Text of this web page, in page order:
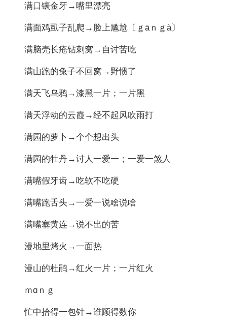
满口镶金牙→嘴里漂亮
满面鸡虱子乱爬→脸上尴尬〔ｇāｎｇà〕
满脑壳长疮钻刺窝→自讨苦吃
满山跑的兔子不回窝→野惯了
满天飞乌鸦→漆黑一片；一片黑
满天浮动的云霞→经不起风吹雨打
满园的萝卜→个个想出头
满园的牡丹→讨人一爱一；一爱一煞人
满嘴假牙齿→吃软不吃硬
满嘴跑舌头→一爱一说啥说啥
满嘴塞黄连→说不出的苦
漫地里烤火→一面热
漫山的杜鹃→红火一片；一片红火
ｍɑｎｇ
忙中拾得一包针→谁顾得数你